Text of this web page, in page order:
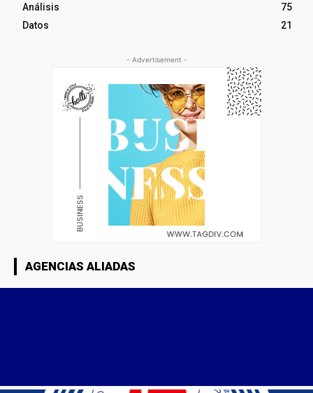
Análisis
75
Datos
21
- Advertisement -
AGENCIAS ALIADAS